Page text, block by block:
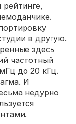
в другую.
здесь
частотный
до 20 кГц.
И
недурно